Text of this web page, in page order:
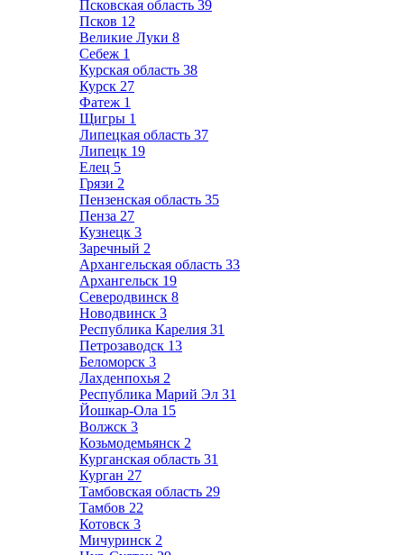
Псковская область 39
Псков 12
Великие Луки 8
Себеж 1
Курская область 38
Курск 27
Фатеж 1
Щигры 1
Липецкая область 37
Липецк 19
Елец 5
Грязи 2
Пензенская область 35
Пенза 27
Кузнецк 3
Заречный 2
Архангельская область 33
Архангельск 19
Северодвинск 8
Новодвинск 3
Республика Карелия 31
Петрозаводск 13
Беломорск 3
Лахденпохья 2
Республика Марий Эл 31
Йошкар-Ола 15
Волжск 3
Козьмодемьянск 2
Курганская область 31
Курган 27
Тамбовская область 29
Тамбов 22
Котовск 3
Мичуринск 2